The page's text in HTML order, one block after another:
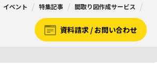
イベント 特集記事 間取り図作成サービス
資料請求 / お問い合わせ